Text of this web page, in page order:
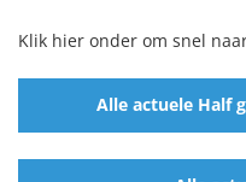
Klik hier onder om snel
Alle actuele Half